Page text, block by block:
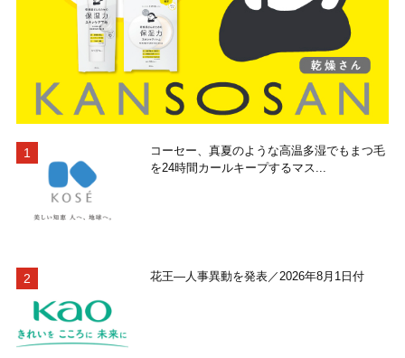
コーセー、真夏のような高温多湿でもまつ毛
を24時間カールキープするマス...
花王―人事異動を発表／2026年8月1日付